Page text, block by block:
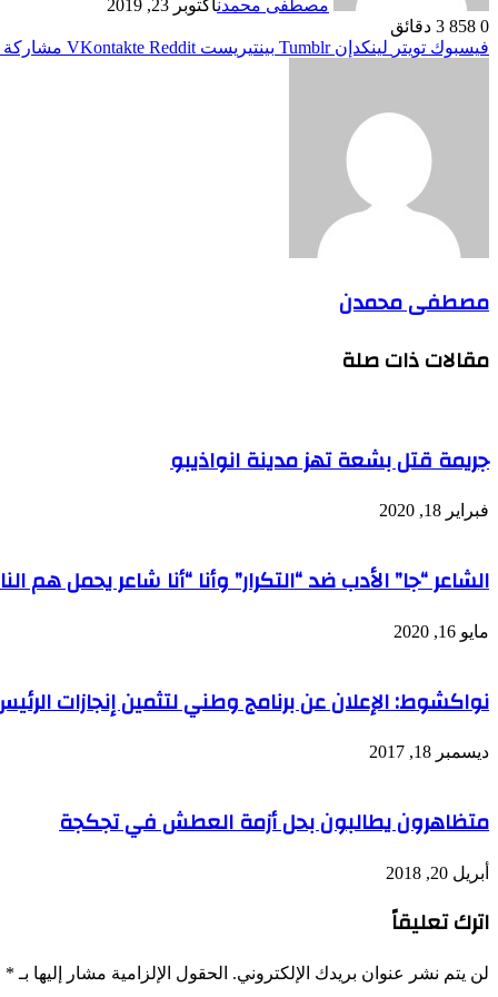
مصطفى محمدنأكتوبر 23, 2019
0
3 دقائق
فيسبوك تويتر لينكدإن بينتيريست مشاركة
مصطفى محمدن
مقالات ذات صلة
جريمة قتل بشعة تهز مدينة انواذيبو
فبراير 18, 2020
الشاعر “جا” الأدب ضد “التكرار” وأنا “أنا شاعر يحمل هم
مايو 16, 2020
نواكشوط: الإعلان عن برنامج وطني لتثمين إنجازات
ديسمبر 18, 2017
متظاهرون يطالبون بحل أزمة العطش في تجكجة
أبريل 20, 2018
اترك تعليقاً
لن يتم نشر عنوان بريدك الإلكتروني. الحقول الإلزامية مشار إليها بـ *